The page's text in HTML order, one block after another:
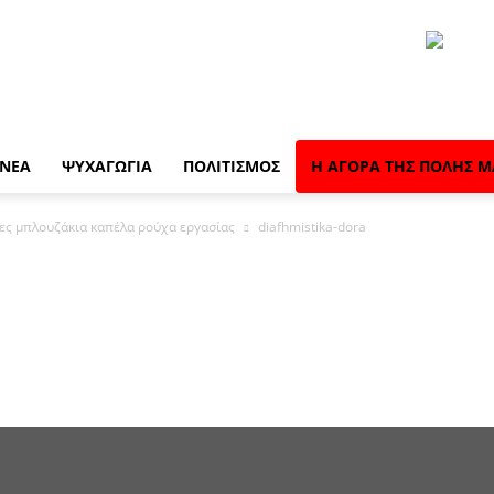
ΨΥΧΑΓΩΓΊΑ ΠΟΛΙΤΙΣΜΌΣ Η ΑΓΟΡΆ ΤΗΣ ΠΌΛΗΣ
μπλουζάκια καπέλα ρούχα εργασίας diafhmistika-dora